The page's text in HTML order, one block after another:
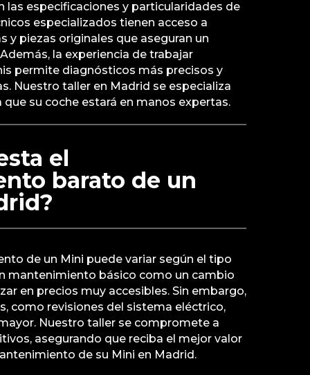
las especificaciones y particularidades de
especializados tienen acceso a
y piezas originales que aseguran un
la experiencia de trabajar
permite diagnósticos más precisos y
Nuestro taller en Madrid se especializa
que su coche estará en manos expertas.
el
barato de un
de un Mini puede variar según el tipo
mantenimiento básico como un cambio
en precios muy accesibles. Sin embargo,
como revisiones del sistema eléctrico,
Nuestro taller se compromete a
asegurando que reciba el mejor valor
de su Mini en Madrid.